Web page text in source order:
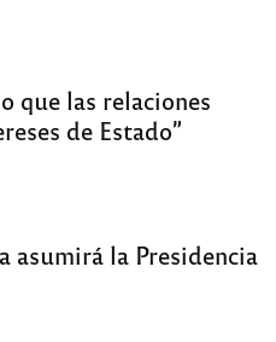
que las relaciones
de Estado”
asumirá la Presidencia